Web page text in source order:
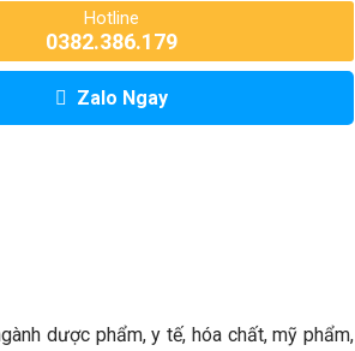
Hotline
0382.386.179
Zalo Ngay
dược phẩm, y tế, hóa chất, mỹ phẩm,